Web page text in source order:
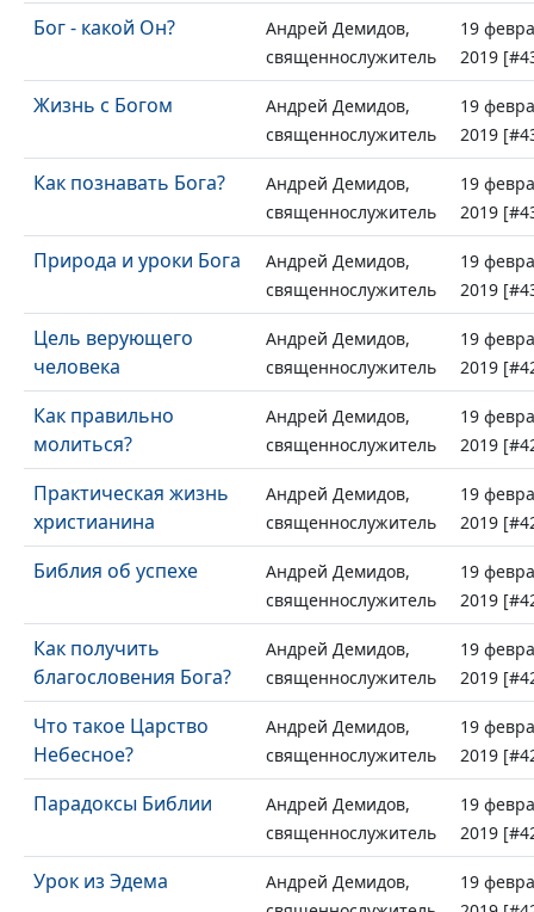
Бог - какой Он?
Андрей Демидов,
священнослужитель
19
2019
Жизнь с Богом
Андрей Демидов,
священнослужитель
19
2019
Как познавать Бога?
Андрей Демидов,
священнослужитель
19
2019
Природа и уроки Бога
Андрей Демидов,
священнослужитель
19
2019
Цель верующего
человека
Андрей Демидов,
священнослужитель
19
2019
Как правильно
молиться?
Андрей Демидов,
священнослужитель
19
2019
Практическая жизнь
христианина
Андрей Демидов,
священнослужитель
19
2019
Библия об успехе
Андрей Демидов,
священнослужитель
19
2019
Как получить
благословения Бога?
Андрей Демидов,
священнослужитель
19
2019
Что такое Царство
Небесное?
Андрей Демидов,
священнослужитель
19
2019
Парадоксы Библии
Андрей Демидов,
священнослужитель
19
2019
Урок из Эдема
Андрей Демидов,
19